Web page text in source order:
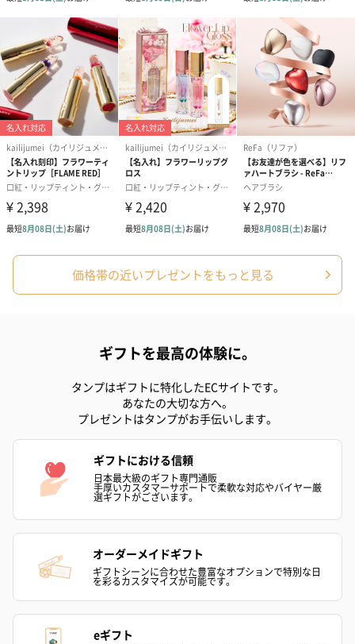
ハンドクリーム3本セッ
ト【ありがとう】
（1,100円）
シャワージェル＆ハン
ドクリーム（ピンクグ
レープフルーツ）
（2,145円）
シャワージェ
ドクリーム（
ッシュローズ
円）
リラックスグッズ
リラックスグッズを同梱してお届けします。
（ブルー）（748円）
（イエロー）（748円）
ハンドタオル・ハンカチ
ハンドタオル・ハンカチを同梱してお届けいたします。ギフトへ
の＋αにおすすめです。
価格帯の近いプレゼントをもっと見る
ギフトを最高の体験に。
タンプはギフトに特化したECサイトです。
あなたの大切な方へ。
プレゼントはタンプがお手伝いします。
ギフトにおける信頼
日本最大級のギフト専門通販
手厚いカスタマーサポートで柔軟な対応やバイヤー厳
選ギフトがございます。
オーダーメイドギフト
ギフトシーンに合わせた豊富なオプションで特別な日
を彩るカスタマイズが可能です。
eギフト